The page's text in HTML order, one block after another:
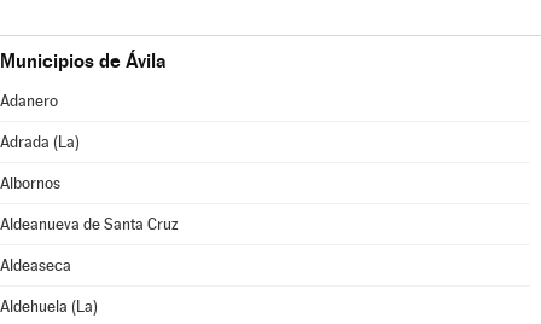
Municipios de Ávila
Adanero
Adrada (La)
Albornos
Aldeanueva de Santa Cruz
Aldeaseca
Aldehuela (La)